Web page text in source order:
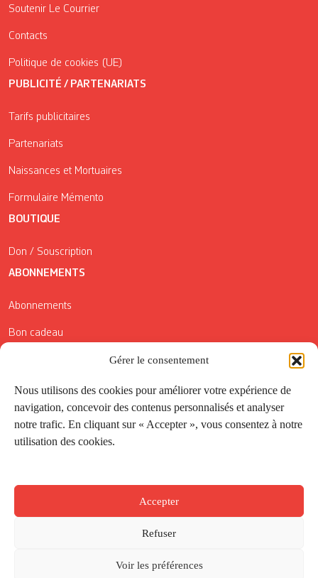
Gérer le consentement
Nous utilisons des cookies pour améliorer votre expérience de
navigation, concevoir des contenus personnalisés et analyser
notre trafic. En cliquant sur « Accepter », vous consentez à notre
utilisation des cookies.
Accepter
Refuser
Voir les préférences
Soutenir Le Courrier
Contacts
Politique de cookies (UE)
PUBLICITÉ / PARTENARIATS
Tarifs publicitaires
Partenariats
Naissances et Mortuaires
Formulaire Mémento
BOUTIQUE
Don / Souscription
ABONNEMENTS
Abonnements
Bon cadeau
Conditions générales de vente
Réductions de la Carte Côté Courrier
Application